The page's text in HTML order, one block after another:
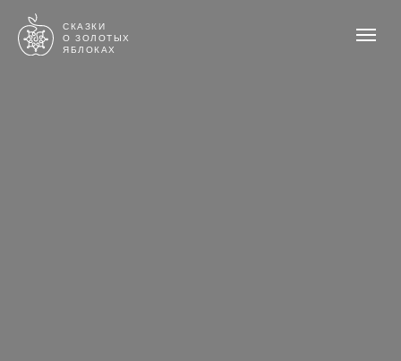
СКАЗКИ
О ЗОЛОТЫХ
ЯБЛОКАХ